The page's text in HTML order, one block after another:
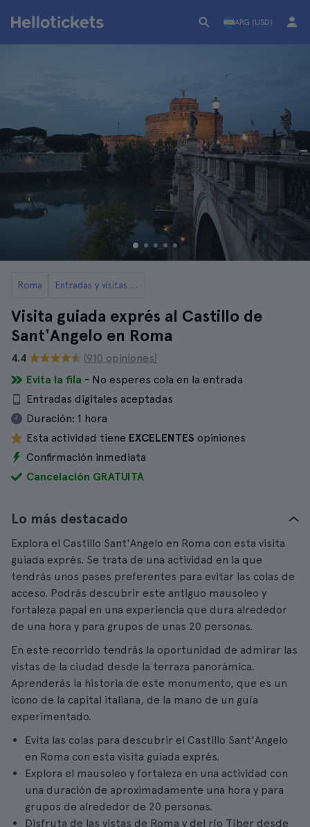
ARG (USD)
Roma Entradas y visitas a Castel Sant'Angelo en Roma
Visita guiada exprés al Castillo de
Sant'Angelo en Roma
4.4
(910 opiniones)
Evita la fila - No esperes cola en la entrada
Entradas digitales aceptadas
Duración: 1 hora
Esta actividad tiene EXCELENTES opiniones
Confirmación inmediata
Cancelación GRATUITA
Lo más destacado
Explora el Castillo Sant'Angelo en Roma con esta visita
guiada exprés. Se trata de una actividad en la que
tendrás unos pases preferentes para evitar las colas de
acceso. Podrás descubrir este antiguo mausoleo y
fortaleza papal en una experiencia que dura alrededor
de una hora y para grupos de unas 20 personas.
En este recorrido tendrás la oportunidad de admirar las
vistas de la ciudad desde la terraza panorámica.
Aprenderás la historia de este monumento, que es un
icono de la capital italiana, de la mano de un guía
experimentado.
Evita las colas para descubrir el Castillo Sant'Angelo
en Roma con esta visita guiada exprés.
Explora el mausoleo y fortaleza en una actividad con
una duración de aproximadamente una hora y para
grupos de alrededor de 20 personas.
Disfruta de las vistas de Roma y del río Tíber desde